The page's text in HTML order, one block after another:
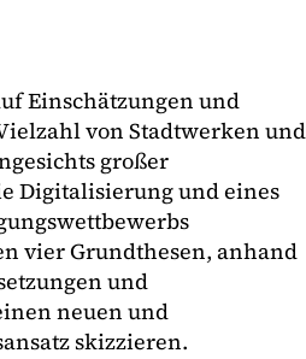
Einschätzungen und
von Stadtwerken und
großer
Digitalisierung und eines
vier Grundthesen, anhand
und
neuen und
skizzieren.